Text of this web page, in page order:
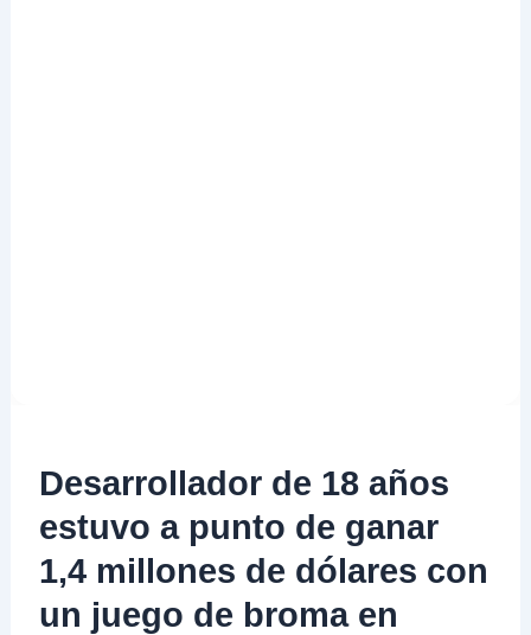
Desarrollador de 18 años
estuvo a punto de ganar
1,4 millones de dólares con
un juego de broma en